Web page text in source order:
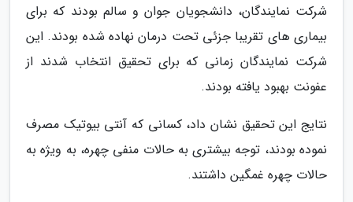
شرکت نمایندگان، دانشجویان جوان و سالم بودند که برای
بیماری های تقریبا جزئی تحت درمان نهاده شده بودند. این
شرکت نمایندگان زمانی که برای تحقیق انتخاب شدند از
عفونت بهبود یافته بودند.
نتایج این تحقیق نشان داد، کسانی که آنتی بیوتیک مصرف
نموده بودند، توجه بیشتری به حالات منفی چهره، به ویژه به
حالات چهره غمگین داشتند.